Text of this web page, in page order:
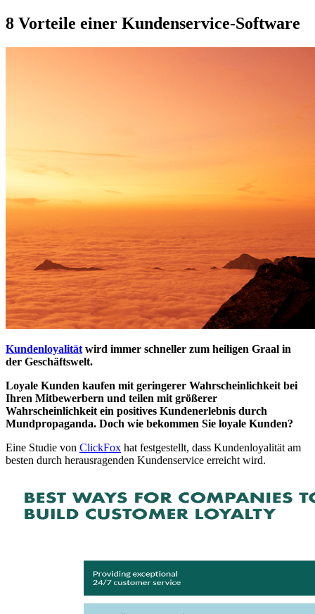
8 Vorteile einer Kundenservice-Software
Kundenloyalität wird immer schneller zum heiligen Graal in
der Geschäftswelt.
Loyale Kunden kaufen mit geringerer Wahrscheinlichkeit bei
Ihren Mitbewerbern und teilen mit größerer
Wahrscheinlichkeit ein positives Kundenerlebnis durch
Mundpropaganda. Doch wie bekommen Sie loyale Kunden?
Eine Studie von ClickFox hat festgestellt, dass Kundenloyalität am
besten durch herausragenden Kundenservice erreicht wird.